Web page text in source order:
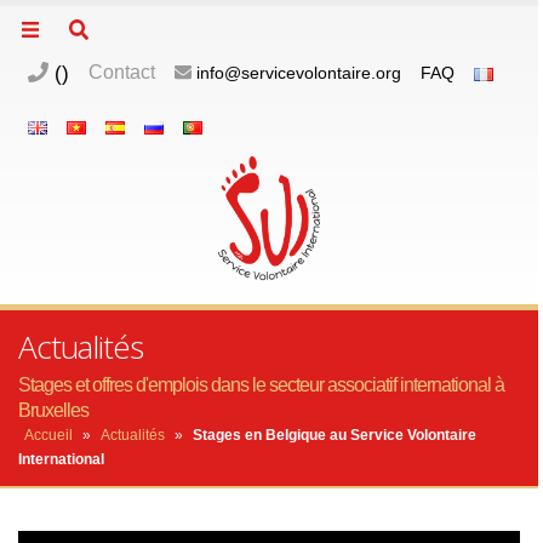
() Contact info@servicevolontaire.org FAQ
Actualités
Stages et offres d'emplois dans le secteur associatif international à
Bruxelles
Accueil » Actualités » Stages en Belgique au Service Volontaire
International